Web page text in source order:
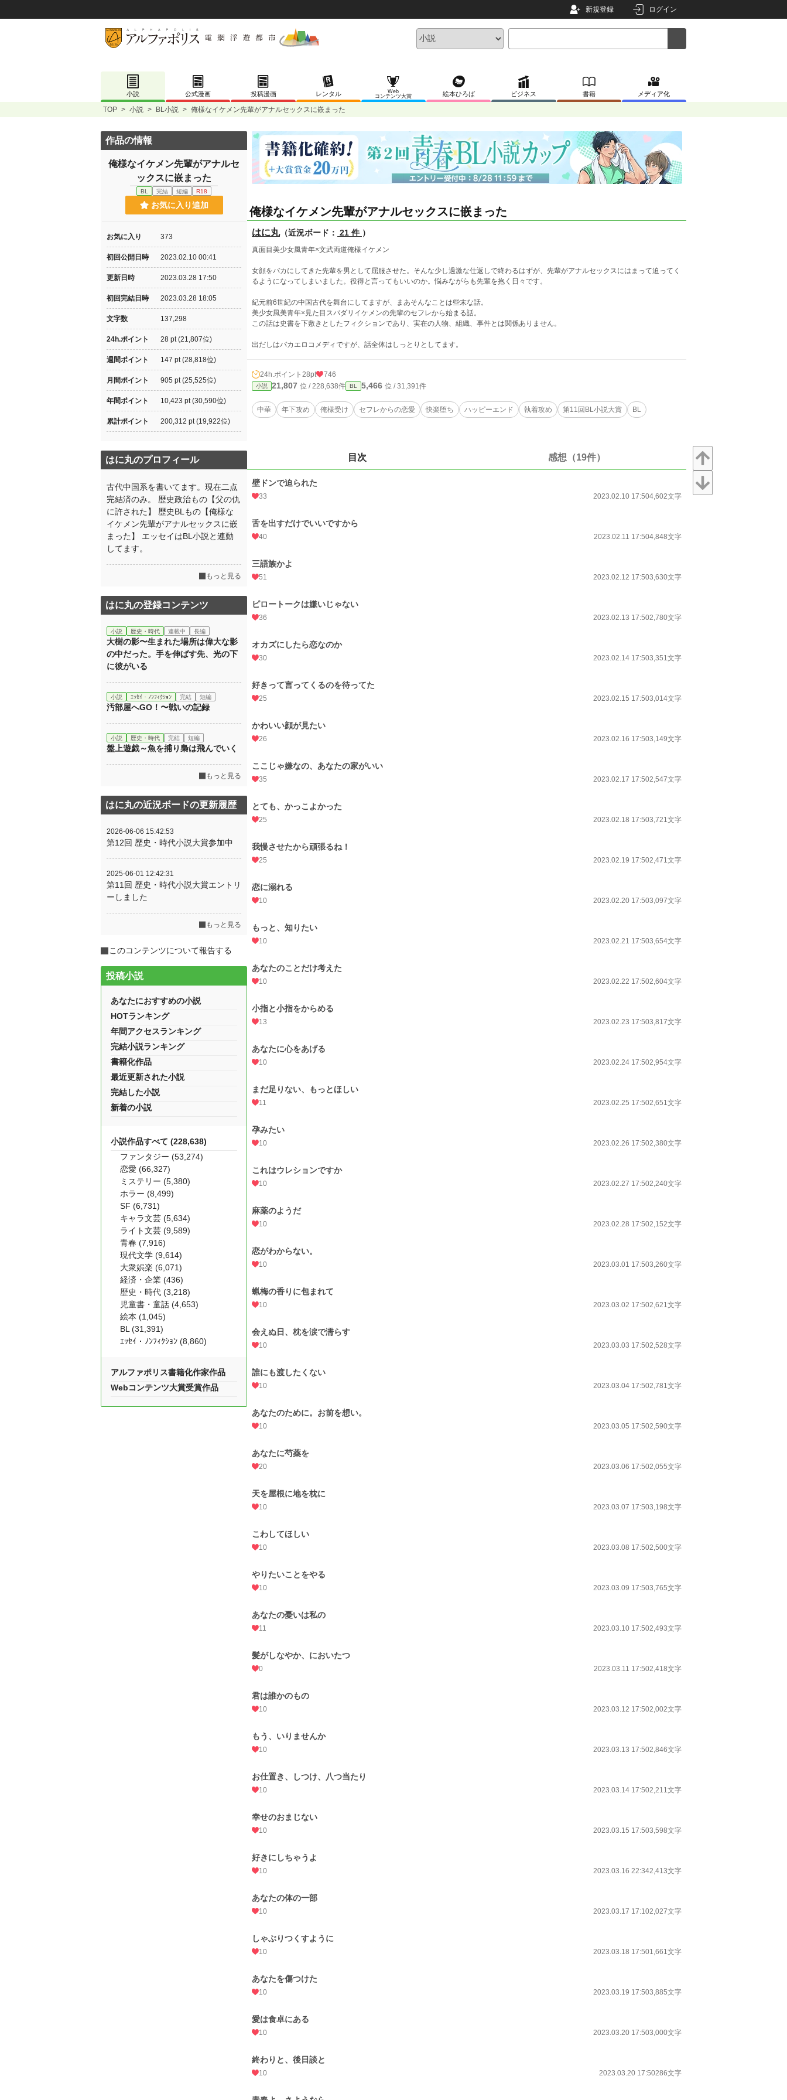
新規登録 ログイン
小説 公式漫画 投稿漫画 レンタル
Web
コンテンツ大賞
絵本ひろば ビジネス 書籍 メディア化
TOP > 小説 > BL小説 > 俺様なイケメン先輩がアナルセックスに嵌まった
俺様なイケメン先輩がアナルセックスに嵌まった
はに丸（近況ボード： 21 件 ）
真面目美少女風青年×文武両道俺様イケメン
女顔をバカにしてきた先輩を男として屈服させた。そんな少し過激な仕返しで終わるはずが、先輩がアナルセックスにはまって迫ってく
るようになってしまいました。役得と言ってもいいのか。悩みながらも先輩を抱く日々です。
紀元前6世紀の中国古代を舞台にしてますが、まあそんなことは些末な話。
美少女風美青年×見た目スパダリイケメンの先輩のセフレから始まる話。
この話は史書を下敷きとしたフィクションであり、実在の人物、組織、事件とは関係ありません。
出だしはバカエロコメディですが、話全体はしっとりとしてます。
24h.ポイント 28pt 746
小説 21,807 位 / 228,638件 BL 5,466 位 / 31,391件
中華 年下攻め 俺様受け セフレからの恋愛 快楽堕ち ハッピーエンド 執着攻め 第11回BL小説大賞 BL
目次 感想（19件）
壁ドンで迫られた
33 2023.02.10 17:504,602文字
舌を出すだけでいいですから
40 2023.02.11 17:504,848文字
三語族かよ
51 2023.02.12 17:503,630文字
ピロートークは嫌いじゃない
36 2023.02.13 17:502,780文字
オカズにしたら恋なのか
30 2023.02.14 17:503,351文字
好きって言ってくるのを待ってた
25 2023.02.15 17:503,014文字
かわいい顔が見たい
26 2023.02.16 17:503,149文字
ここじゃ嫌なの、あなたの家がいい
35 2023.02.17 17:502,547文字
とても、かっこよかった
25 2023.02.18 17:503,721文字
我慢させたから頑張るね！
25 2023.02.19 17:502,471文字
恋に溺れる
10 2023.02.20 17:503,097文字
もっと、知りたい
10 2023.02.21 17:503,654文字
あなたのことだけ考えた
10 2023.02.22 17:502,604文字
小指と小指をからめる
13 2023.02.23 17:503,817文字
あなたに心をあげる
10 2023.02.24 17:502,954文字
まだ足りない、もっとほしい
11 2023.02.25 17:502,651文字
孕みたい
10 2023.02.26 17:502,380文字
これはウレションですか
10 2023.02.27 17:502,240文字
麻薬のようだ
10 2023.02.28 17:502,152文字
恋がわからない。
10 2023.03.01 17:503,260文字
蝋梅の香りに包まれて
10 2023.03.02 17:502,621文字
会えぬ日、枕を涙で濡らす
10 2023.03.03 17:502,528文字
誰にも渡したくない
10 2023.03.04 17:502,781文字
あなたのために。お前を想い。
10 2023.03.05 17:502,590文字
あなたに芍薬を
20 2023.03.06 17:502,055文字
天を屋根に地を枕に
10 2023.03.07 17:503,198文字
こわしてほしい
10 2023.03.08 17:502,500文字
やりたいことをやる
10 2023.03.09 17:503,765文字
あなたの憂いは私の
11 2023.03.10 17:502,493文字
髪がしなやか、においたつ
0 2023.03.11 17:502,418文字
君は誰かのもの
10 2023.03.12 17:502,002文字
もう、いりませんか
10 2023.03.13 17:502,846文字
お仕置き、しつけ、八つ当たり
10 2023.03.14 17:502,211文字
幸せのおまじない
10 2023.03.15 17:503,598文字
好きにしちゃうよ
10 2023.03.16 22:342,413文字
あなたの体の一部
10 2023.03.17 17:102,027文字
しゃぶりつくすように
10 2023.03.18 17:501,661文字
あなたを傷つけた
10 2023.03.19 17:503,885文字
愛は食卓にある
10 2023.03.20 17:503,000文字
終わりと、後日談と
10 2023.03.20 17:50286文字
作品の情報
俺様なイケメン先輩がアナルセ
ックスに嵌まった
BL 完結 短編 R18
お気に入り追加
お気に入り 373
初回公開日時 2023.02.10 00:41
更新日時 2023.03.28 17:50
初回完結日時 2023.03.28 18:05
文字数 137,298
24h.ポイント 28 pt (21,807位)
週間ポイント 147 pt (28,818位)
月間ポイント 905 pt (25,525位)
年間ポイント 10,423 pt (30,590位)
累計ポイント 200,312 pt (19,922位)
はに丸のプロフィール
古代中国系を書いてます。現在二点
完結済のみ。 歴史政治もの【父の仇
に許された】 歴史BLもの【俺様な
イケメン先輩がアナルセックスに嵌
まった】 エッセイはBL小説と連動
してます。
もっと見る
はに丸の登録コンテンツ
小説 歴史・時代 連載中 長編
大樹の影〜生まれた場所は偉大な影
の中だった。手を伸ばす先、光の下
に彼がいる
小説 ｴｯｾｲ・ﾉﾝﾌｨｸｼｮﾝ 完結 短編
汚部屋へGO！〜戦いの記録
小説 歴史・時代 完結 短編
盤上遊戯～魚を捕り梟は飛んでいく
もっと見る
はに丸の近況ボードの更新履歴
2026-06-06 15:42:53
第12回 歴史・時代小説大賞参加中
2025-06-01 12:42:31
第11回 歴史・時代小説大賞エントリ
ーしました
もっと見る
このコンテンツについて報告する
投稿小説
あなたにおすすめの小説
HOTランキング
年間アクセスランキング
完結小説ランキング
書籍化作品
最近更新された小説
完結した小説
新着の小説
小説作品すべて (228,638)
ファンタジー (53,274)
恋愛 (66,327)
ミステリー (5,380)
ホラー (8,499)
SF (6,731)
キャラ文芸 (5,634)
ライト文芸 (9,589)
青春 (7,916)
現代文学 (9,614)
大衆娯楽 (6,071)
経済・企業 (436)
歴史・時代 (3,218)
児童書・童話 (4,653)
絵本 (1,045)
BL (31,391)
ｴｯｾｲ・ﾉﾝﾌｨｸｼｮﾝ (8,860)
アルファポリス書籍化作家作品
Webコンテンツ大賞受賞作品